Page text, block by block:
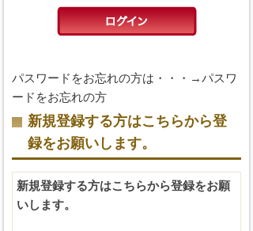
パスワードをお忘れの方は・・・→パスワ
ードをお忘れの方
新規登録する方はこちらから登
録をお願いします。
新規登録する方はこちらから登録をお願
いします。